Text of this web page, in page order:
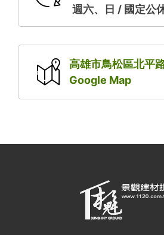
週六、日 / 國定公
高雄市鳥松區北平
Google Map